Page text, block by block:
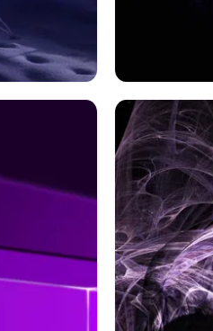
ファンタジ